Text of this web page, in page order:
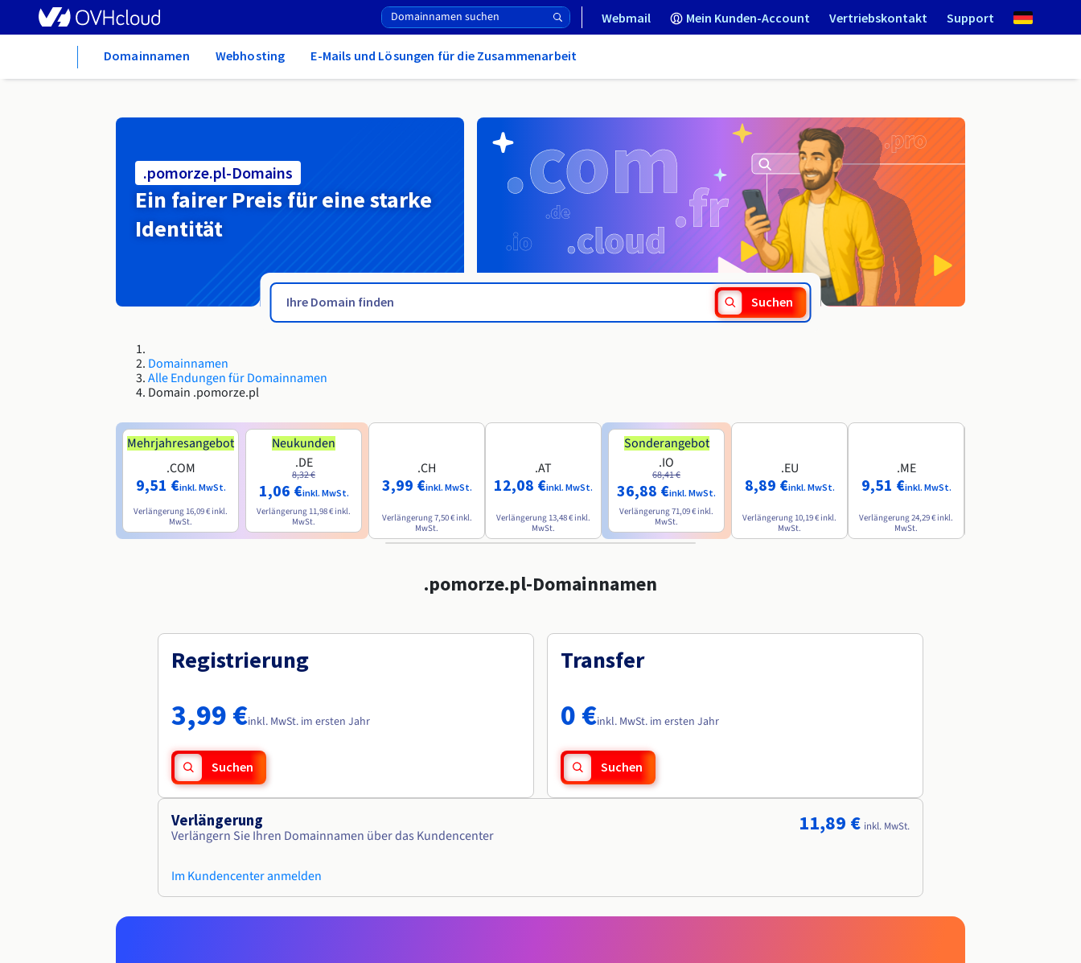
Webmail Mein Kunden-Account Vertriebskontakt Support
Domainnamen Webhosting E-Mails und Lösungen für die Zusammenarbeit
.pomorze.pl-Domains
Ein fairer Preis für eine starke
Identität
Suchen
Domainnamen
Alle Endungen für Domainnamen
Domain .pomorze.pl
Mehrjahresangebot
.COM
9,51 €inkl. MwSt.
Verlängerung 16,09 € inkl.
MwSt.
Neukunden
.DE
8,32 €
1,06 €inkl. MwSt.
Verlängerung 11,98 € inkl.
MwSt.
.CH
3,99 €inkl. MwSt.
Verlängerung 7,50 € inkl.
MwSt.
.AT
12,08 €inkl. MwSt.
Verlängerung 13,48 € inkl.
MwSt.
Sonderangebot
.IO
68,41 €
36,88 €inkl. MwSt.
Verlängerung 71,09 € inkl.
MwSt.
.EU
8,89 €inkl. MwSt.
Verlängerung 10,19 € inkl.
MwSt.
.ME
9,51 €inkl. MwSt.
Verlängerung 24,29 € inkl.
MwSt.
.pomorze.pl-Domainnamen
Registrierung
3,99 €inkl. MwSt. im ersten Jahr
Suchen
Transfer
0 €inkl. MwSt. im ersten Jahr
Suchen
Verlängerung
Verlängern Sie Ihren Domainnamen über das Kundencenter
Im Kundencenter anmelden
11,89 € inkl. MwSt.